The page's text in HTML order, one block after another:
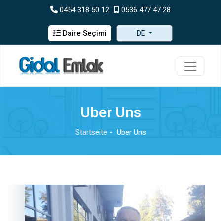
0454 318 50 12 0536 477 47 28
Daire Seçimi DE
Uber Uns
Startseite Uber Uns